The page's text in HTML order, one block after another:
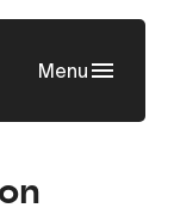
Menu